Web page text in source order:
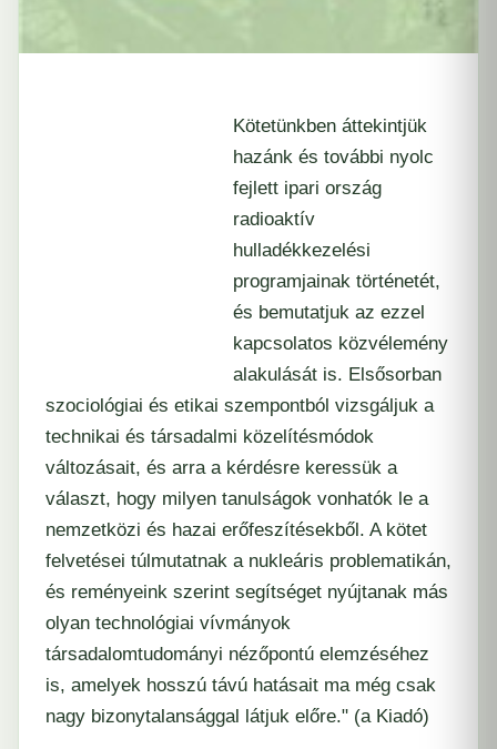
Kötetünkben áttekintjük
hazánk és további nyolc
fejlett ipari ország
radioaktív
hulladékkezelési
programjainak történetét,
és bemutatjuk az ezzel
kapcsolatos közvélemény
alakulását is. Elsősorban
szociológiai és etikai szempontból vizsgáljuk a
technikai és társadalmi közelítésmódok
változásait, és arra a kérdésre keressük a
választ, hogy milyen tanulságok vonhatók le a
nemzetközi és hazai erőfeszítésekből. A kötet
felvetései túlmutatnak a nukleáris problematikán,
és reményeink szerint segítséget nyújtanak más
olyan technológiai vívmányok
társadalomtudományi nézőpontú elemzéséhez
is, amelyek hosszú távú hatásait ma még csak
nagy bizonytalansággal látjuk előre." (a Kiadó)